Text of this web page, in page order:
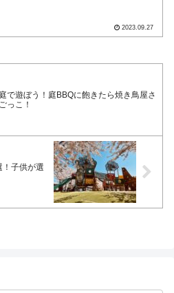
2023.09.27
で遊ぼう！庭BBQに飽きたら焼き鳥屋さ
っこ！
子供が選